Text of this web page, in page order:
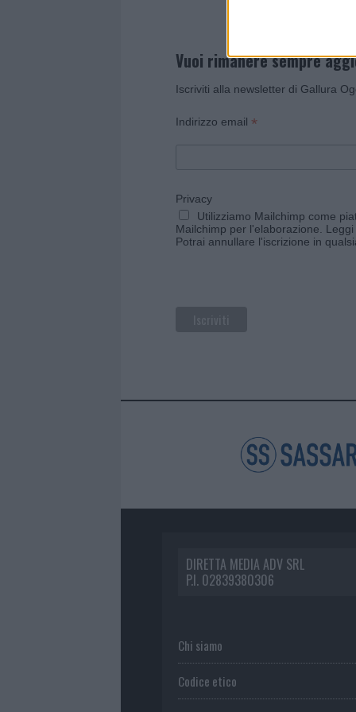
Vuoi rimanere sempre
Iscriviti alla newsletter di Gallura
Indirizzo email *
Privacy
Utilizziamo Mailchimp come
Mailchimp per l'elaborazione.
Potrai annullare l'iscrizione in
DIRETTA MEDIA ADV SRL
P.I. 02839380306
Chi siamo
Codice etico